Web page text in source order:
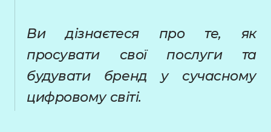
Ви дізнаєтеся про те, як
просувати свої послуги та
будувати бренд у сучасному
цифровому світі.